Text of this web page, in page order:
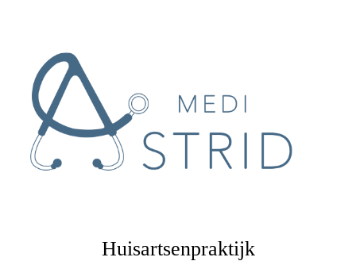
Huisartsenpraktijk